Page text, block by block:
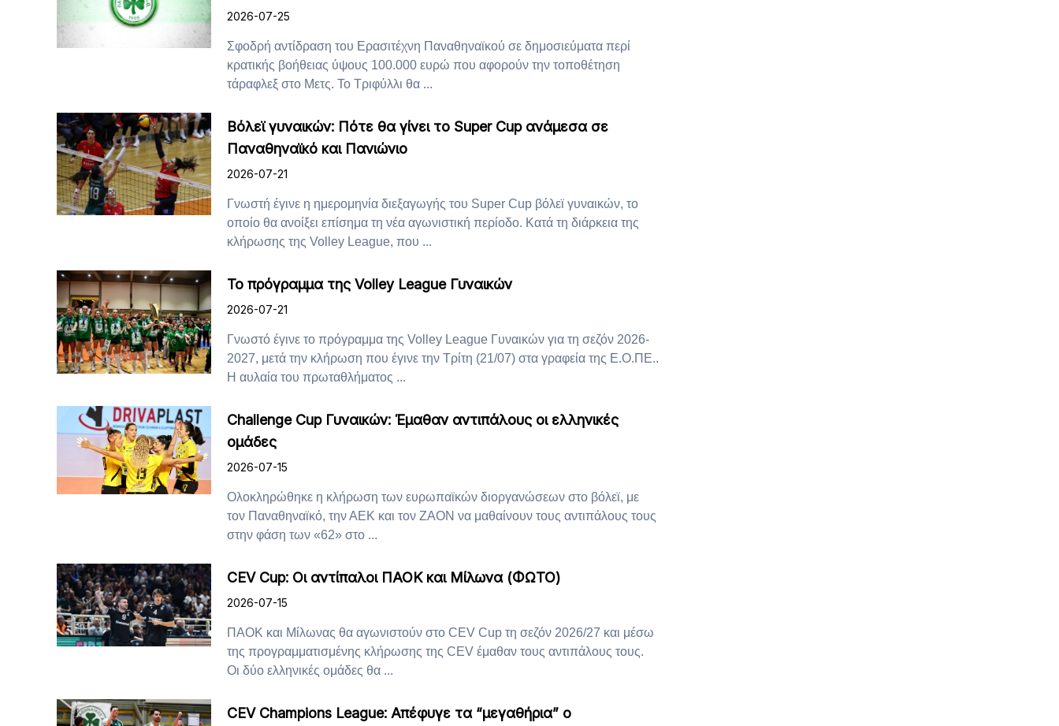
2026-07-25
Σφοδρή αντίδραση του Ερασιτέχνη Παναθηναϊκού σε δημοσιεύματα περί
κρατικής βοήθειας ύψους 100.000 ευρώ που αφορούν την τοποθέτηση
τάραφλεξ στο Μετς. Το Τριφύλλι θα ...
Βόλεϊ γυναικών: Πότε θα γίνει το Super Cup ανάμεσα σε
Παναθηναϊκό και Πανιώνιο
2026-07-21
Γνωστή έγινε η ημερομηνία διεξαγωγής του Super Cup βόλεϊ γυναικών, το
οποίο θα ανοίξει επίσημα τη νέα αγωνιστική περίοδο. Κατά τη διάρκεια της
κλήρωσης της Volley League, που ...
Το πρόγραμμα της Volley League Γυναικών
2026-07-21
Γνωστό έγινε το πρόγραμμα της Volley League Γυναικών για τη σεζόν 2026-
2027, μετά την κλήρωση που έγινε την Τρίτη (21/07) στα γραφεία της Ε.Ο.ΠΕ..
Η αυλαία του πρωταθλήματος ...
Challenge Cup Γυναικών: Έμαθαν αντιπάλους οι ελληνικές
ομάδες
2026-07-15
Ολοκληρώθηκε η κλήρωση των ευρωπαϊκών διοργανώσεων στο βόλεϊ, με
τον Παναθηναϊκό, την ΑΕΚ και τον ΖΑΟΝ να μαθαίνουν τους αντιπάλους τους
στην φάση των «62» στο ...
CEV Cup: Οι αντίπαλοι ΠΑΟΚ και Μίλωνα (ΦΩΤΟ)
2026-07-15
ΠΑΟΚ και Μίλωνας θα αγωνιστούν στο CEV Cup τη σεζόν 2026/27 και μέσω
της προγραμματισμένης κλήρωσης της CEV έμαθαν τους αντιπάλους τους.
Οι δύο ελληνικές ομάδες θα ...
CEV Champions League: Απέφυγε τα “μεγαθήρια” ο